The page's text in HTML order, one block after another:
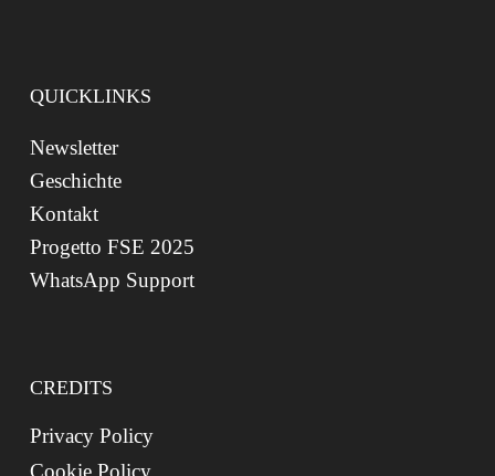
QUICKLINKS
Newsletter
Geschichte
Kontakt
Progetto FSE 2025
WhatsApp Support
CREDITS
Privacy Policy